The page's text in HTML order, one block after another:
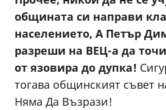
общината си направи
населението, А Петър
разреши на ВЕЦ-а да
от язовира до дупка!
тогава общинският съвет
Няма Да Възрази!